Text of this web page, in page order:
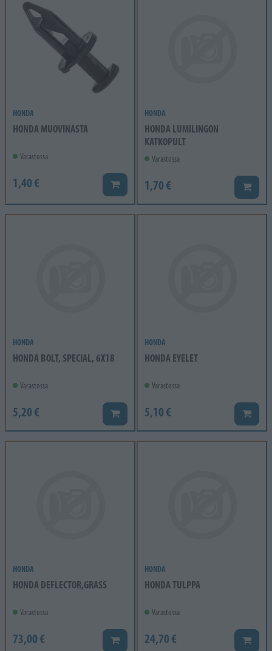
HONDA
HONDA MUOVINASTA
Varastossa
1,40 € Lisää koriin
HONDA
HONDA LUMILINGON
KATKOPULT
Varastossa
1,70 € Lisää
HONDA
HONDA BOLT, SPECIAL, 6X18
Varastossa
5,20 € Lisää koriin
HONDA
HONDA EYELET
Varastossa
5,10 € Lisää
HONDA
HONDA DEFLECTOR,GRASS
Varastossa
73,00 € Lisää koriin
HONDA
HONDA TULPPA
Varastossa
24,70 € Lisää